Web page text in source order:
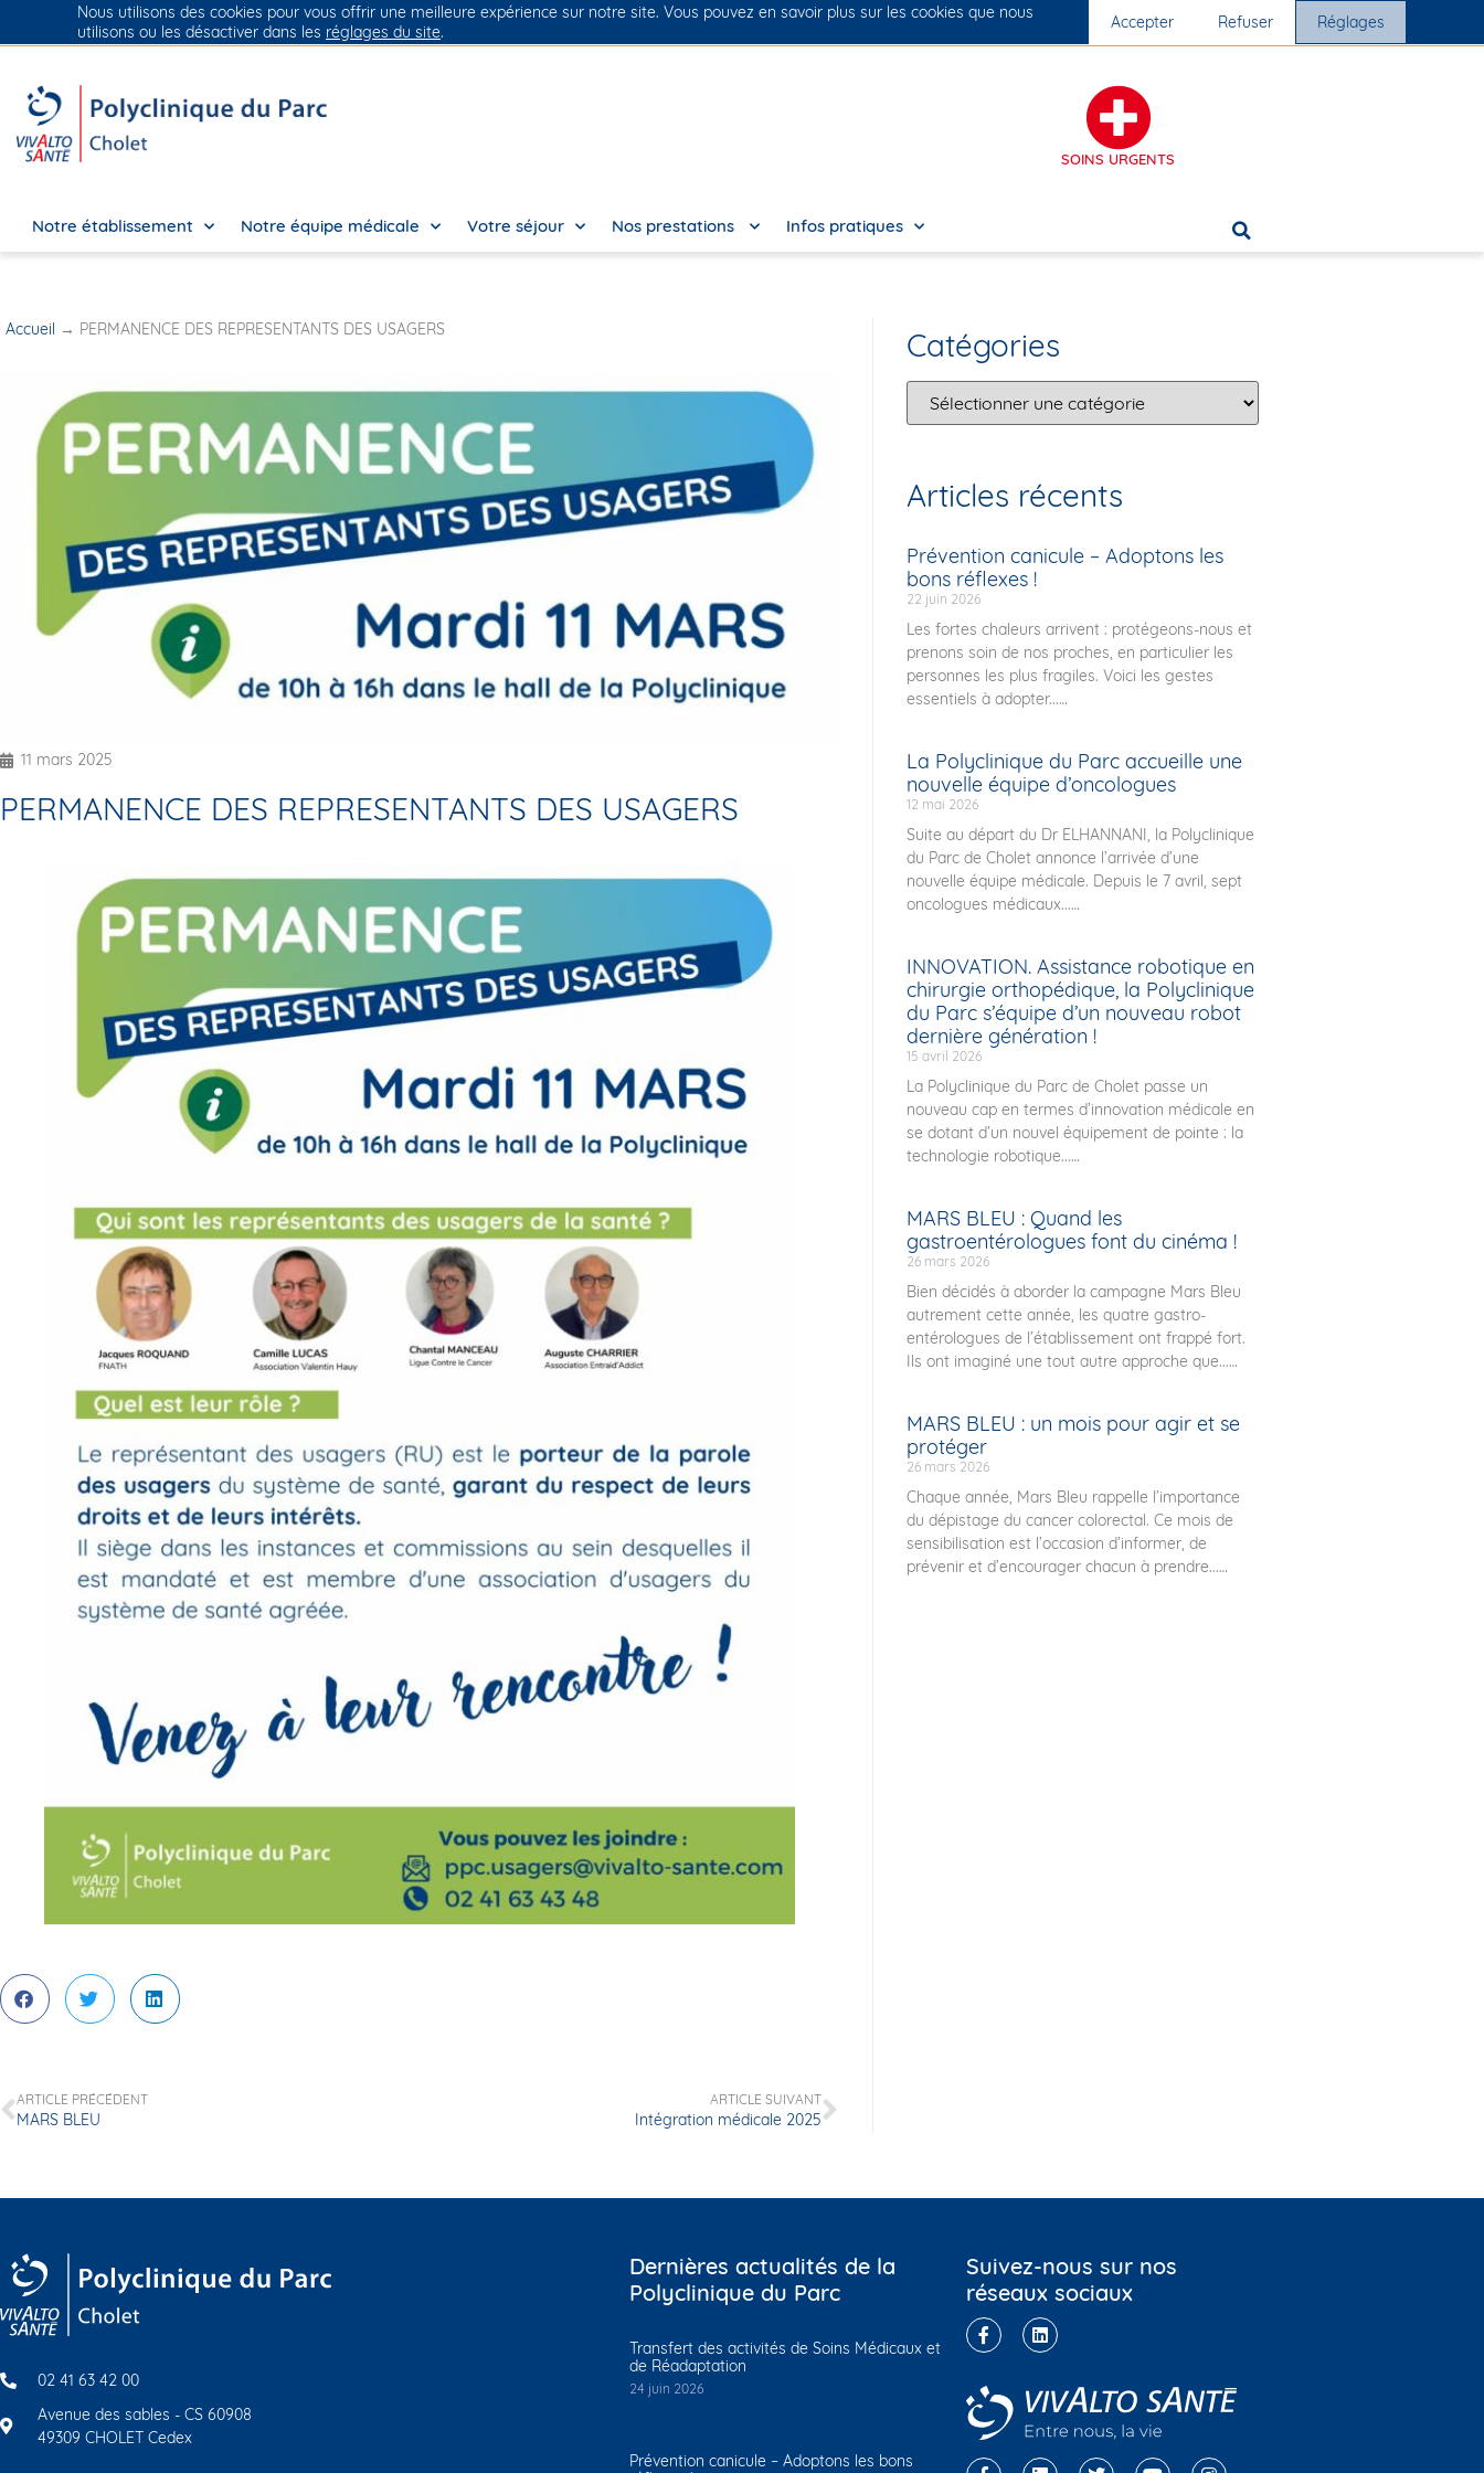
Groupe Vivalto Santé Entre nous, la vie Nos cliniques Nous rejoindre
SOINS URGENTS
Notre établissement Notre équipe médicale Votre séjour Nos prestations Infos pratiques
Accueil → PERMANENCE DES REPRESENTANTS DES USAGERS
11 mars 2025
PERMANENCE DES REPRESENTANTS DES USAGERS
ARTICLE PRÉCÉDENT
MARS BLEU
ARTICLE SUIVANT
Intégration médicale 2025
Catégories
Articles récents
Prévention canicule – Adoptons les
bons réflexes !
22 juin 2026
Les fortes chaleurs arrivent : protégeons-nous et
prenons soin de nos proches, en particulier les
personnes les plus fragiles. Voici les gestes
essentiels à adopter...
La Polyclinique du Parc accueille une
nouvelle équipe d’oncologues
12 mai 2026
Suite au départ du Dr ELHANNANI, la Polyclinique
du Parc de Cholet annonce l’arrivée d’une
nouvelle équipe médicale. Depuis le 7 avril, sept
oncologues médicaux...
INNOVATION. Assistance robotique en
chirurgie orthopédique, la Polyclinique
du Parc s’équipe d’un nouveau robot
dernière génération !
15 avril 2026
La Polyclinique du Parc de Cholet passe un
nouveau cap en termes d’innovation médicale en
se dotant d’un nouvel équipement de pointe : la
technologie robotique...
MARS BLEU : Quand les
gastroentérologues font du cinéma !
26 mars 2026
Bien décidés à aborder la campagne Mars Bleu
autrement cette année, les quatre gastro-
entérologues de l’établissement ont frappé fort.
Ils ont imaginé une tout autre approche que...
MARS BLEU : un mois pour agir et se
protéger
26 mars 2026
Chaque année, Mars Bleu rappelle l’importance
du dépistage du cancer colorectal. Ce mois de
sensibilisation est l’occasion d’informer, de
prévenir et d’encourager chacun à prendre...
02 41 63 42 00
Avenue des sables - CS 60908
49309 CHOLET Cedex
Dernières actualités de la
Polyclinique du Parc
Transfert des activités de Soins Médicaux et
de Réadaptation
24 juin 2026
Prévention canicule – Adoptons les bons
Suivez-nous sur nos
réseaux sociaux
Nous utilisons des cookies pour vous offrir une meilleure expérience sur notre site. Vous pouvez en savoir plus sur les cookies que nous
utilisons ou les désactiver dans les réglages du site. Accepter Refuser Réglages